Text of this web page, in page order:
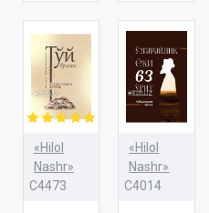
«Hilol
Nashr»
C4473
«Hilol
Nashr»
C4014